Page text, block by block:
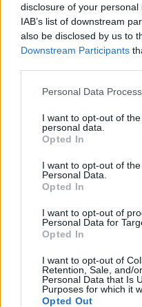
disclosure of your
IAB’s list of downstream
also be disclosed by us to
Downstream Participants
Please note that this
not limited to your visit or
grant or deny consent to
use your data for below
consent section.
Personal Data
I want to opt-out of
personal data.
Opted In
I want to opt-out of
Personal Data.
Opted In
I want to opt-out of
Personal Data for
Opted In
I want to opt-out of
Retention, Sale, and/
Personal Data that Is
Purposes for which it
Opted Out